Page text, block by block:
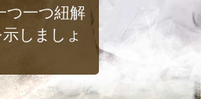
つ一つ紐解
しましょ